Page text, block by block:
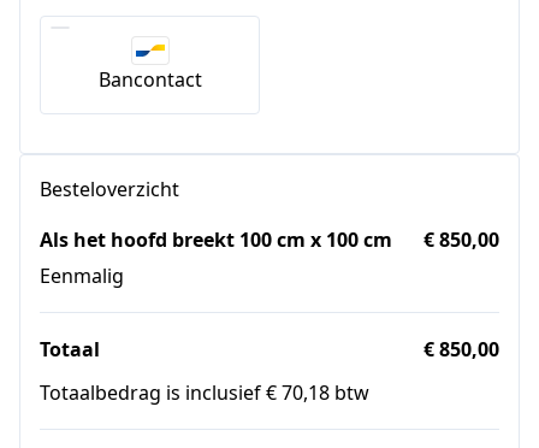
Bancontact
Besteloverzicht
Als het hoofd breekt 100 cm x 100 cm
Eenmalig
€ 850,00
Totaal
€ 850,00
Totaalbedrag is inclusief € 70,18 btw